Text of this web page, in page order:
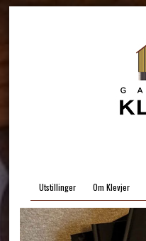
Utstillinger Om Klevjer